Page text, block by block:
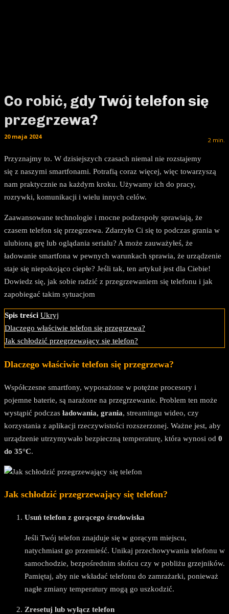
Co robić, gdy Twój telefon się
przegrzewa?
2 min.
20 maja 2024
Przyznajmy to. W dzisiejszych czasach niemal nie rozstajemy
się z naszymi smartfonami. Potrafią coraz więcej, więc towarzyszą
nam praktycznie na każdym kroku. Używamy ich do pracy,
rozrywki, komunikacji i wielu innych celów.
Zaawansowane technologie i mocne podzespoły sprawiają, że
czasem telefon się przegrzewa. Zdarzyło Ci się to podczas grania w
ulubioną grę lub oglądania serialu? A może zauważyłeś, że
ładowanie smartfona w pewnych warunkach sprawia, że urządzenie
staje się niepokojąco ciepłe? Jeśli tak, ten artykuł jest dla Ciebie!
Dowiedz się, jak sobie radzić z przegrzewaniem się telefonu i jak
zapobiegać takim sytuacjom
Spis treści Ukryj
Dlaczego właściwie telefon się przegrzewa?
Jak schłodzić przegrzewający się telefon?
Dlaczego właściwie telefon się przegrzewa?
Współczesne smartfony, wyposażone w potężne procesory i
pojemne baterie, są narażone na przegrzewanie. Problem ten może
wystąpić podczas ładowania, grania, streamingu wideo, czy
korzystania z aplikacji rzeczywistości rozszerzonej. Ważne jest, aby
urządzenie utrzymywało bezpieczną temperaturę, która wynosi od 0
do 35°C.
Jak schłodzić przegrzewający się telefon?
Usuń telefon z gorącego środowiska
Jeśli Twój telefon znajduje się w gorącym miejscu,
natychmiast go przemieść. Unikaj przechowywania telefonu w
samochodzie, bezpośrednim słońcu czy w pobliżu grzejników.
Pamiętaj, aby nie wkładać telefonu do zamrażarki, ponieważ
nagłe zmiany temperatury mogą go uszkodzić.
Zresetuj lub wyłącz telefon